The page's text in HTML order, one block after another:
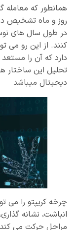
همانطور که معامله
روز و ماه تشخیص
در طول سال های
کنند. از این رو می
دارد که آن را
تحلیل این ساختار
دیجیتال میباشد
چرخه کریپتو را می
انباشت، نشانه
مراحل حرکت می